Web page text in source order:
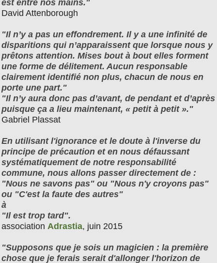
est entre nos mains."
David Attenborough
"Il n’y a pas un effondrement. Il y a une infinité de
disparitions qui n’apparaissent que lorsque nous y
prêtons attention. Mises bout à bout elles forment
une forme de délitement. Aucun responsable
clairement identifié non plus, chacun de nous en
porte une part."
"Il n’y aura donc pas d’avant, de pendant et d’après
puisque ça a lieu maintenant, « petit à petit »."
Gabriel Plassat
En utilisant l'ignorance et le doute à l'inverse du
principe de précaution et en nous défaussant
systématiquement de notre responsabilité
commune, nous allons passer directement de :
"Nous ne savons pas" ou "Nous n'y croyons pas"
ou "C'est la faute des autres"
à
"Il est trop tard".
association Adrastia, juin 2015
"Supposons que je sois un magicien : la première
chose que je ferais serait d'allonger l'horizon de